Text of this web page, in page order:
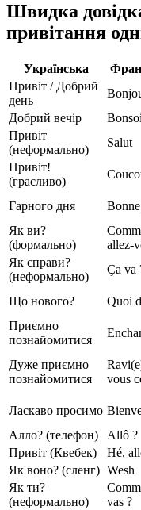
Швидка
привітання
Українська
Привіт / Добрий
день
Добрий вечір
Привіт
(неформально)
Salut
Привіт!
(граєливо)
Гарного дня
Як ви?
(формально)
allez-
Як справи?
(неформально)
Ça va
Що нового? Quoi
Приємно
познайомитися
Дуже приємно
познайомитися
vous
Ласкаво просимо
Алло? (телефон)
Allô ?
Привіт (Квебек)
Hé,
Як воно? (сленг) Wesh
Як ти?
(неформально)
vas ?